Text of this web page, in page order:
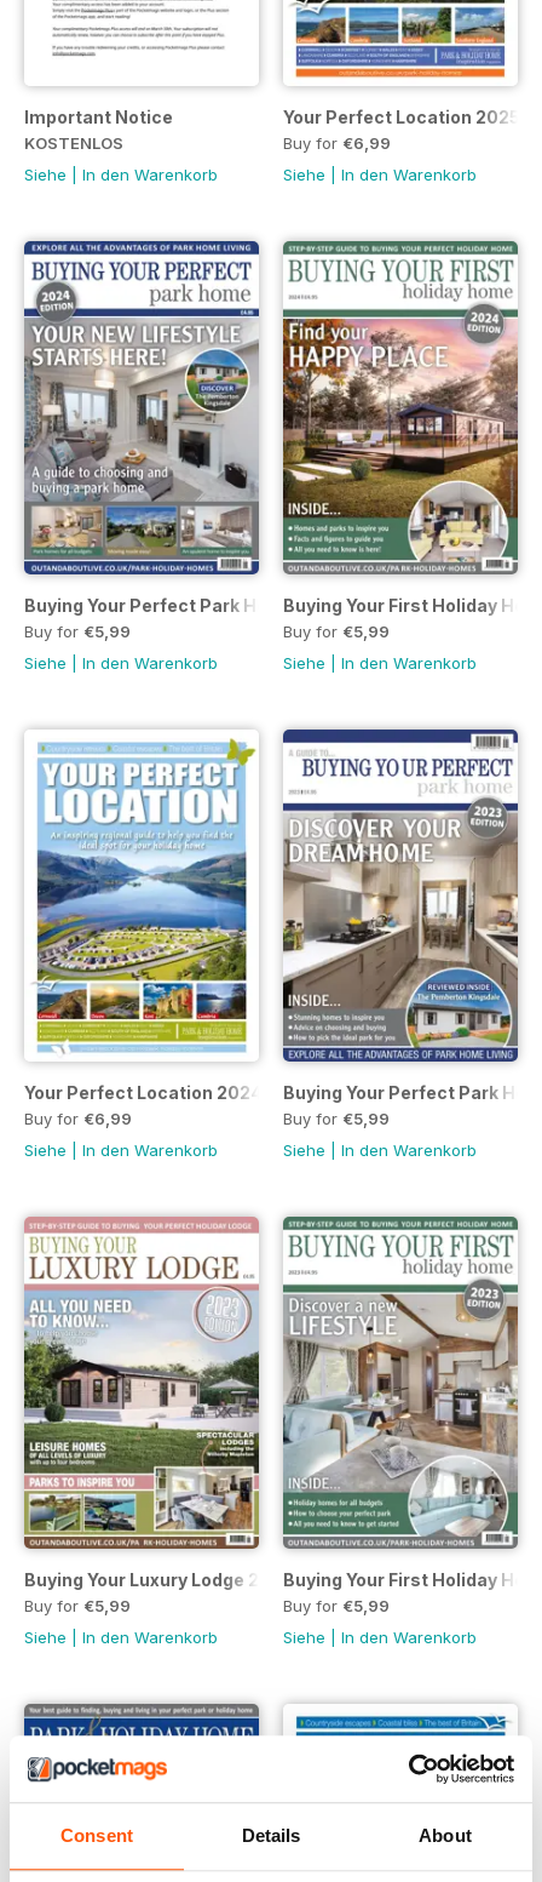
Consent Details About
Important Notice
KOSTENLOS
Siehe
In den Warenkorb
Your Perfect Location 2025
Buy for €6,99
Siehe
In den Warenkorb
Buying Your Perfect Park Home 2024
Buy for €5,99
Siehe
In den Warenkorb
Buying Your First Holiday
Buy for €5,99
Siehe
In den Warenkorb
Your Perfect Location 2024
Buy for €6,99
Siehe
In den Warenkorb
Buying Your Perfect Park
Buy for €5,99
Siehe
In den Warenkorb
Buying Your Luxury Lodge 2023
Buy for €5,99
Siehe
In den Warenkorb
Buying Your First Holiday
Buy for €5,99
Siehe
In den Warenkorb